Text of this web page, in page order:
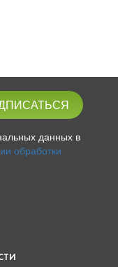
данных в
обработки